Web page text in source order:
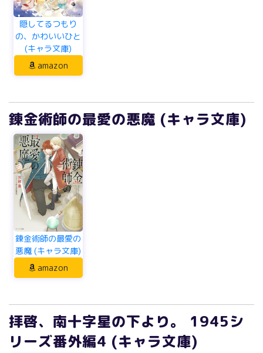
隠してるつもり
の、かわいいひと
(キャラ文庫)
amazon
錬金術師の最愛の悪魔 (キャラ文庫)
錬金術師の最愛の
悪魔 (キャラ文庫)
amazon
拝啓、南十字星の下より。 1945シ
リーズ番外編4 (キャラ文庫)